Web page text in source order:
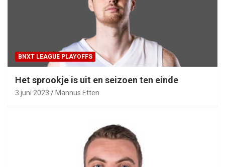
BNXT LEAGUE PLAYOFFS
Het sprookje is uit en seizoen ten einde
3 juni 2023 Mannus Etten